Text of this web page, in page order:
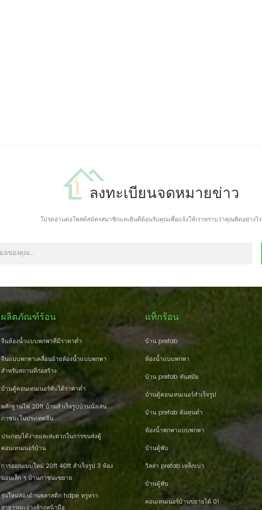
ลงทะเบียนจดหมายข่าว
โปรดอ่านต่อโพสต์สมัครสมาชิกและยินดีต้อนรับคุณเพื่อแจ้งให้เราทราบว่าคุณคิดอย่างไร
ผลิตภัณฑ์ร้อน
จีนห้องน้ำแบบพกพาที่มีราคาต่ำ
จีนแบบพกพาเคลื่อนย้ายห้องน้ำแบบพกพา
สำหรับสถานที่ก่อสร้าง
บ้านตู้คอนเทนเนอร์พับได้ราคาต่ำ
หลักฐานไฟ 20ft บ้านสำเร็จรูปบ้านนั่งเล่น
ภาชนะในประเทศจีน
ประกอบได้ง่ายและสะดวกในการขนส่งตู้
คอนเทนเนอร์บ้าน
การออกแบบใหม่ 20ft 40ft สำเร็จรูป 3 ห้อง
นอนเล็ก ๆ บ้านภาชนะขยาย
รุ่นใหม่สองด้านพลาสติก hdpe หรูหรา
สาธารณะอ่างล้างหน้ามือ
แท็กร้อน
บ้าน prefab
ห้องน้ำแบบพกพา
บ้าน prefab ทันสมัย
บ้านตู้คอนเทนเนอร์สำเร็จรูป
บ้าน prefab ต้นทุนต่ำ
ห้องน้ำพกพาแบบพกพา
บ้านตู้พับ
วิลล่า prefab เหล็กเบา
บ้านตู้พับ
คอนเทนเนอร์บ้านขยายได้ 01